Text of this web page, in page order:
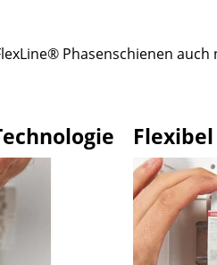
Phasenschienen